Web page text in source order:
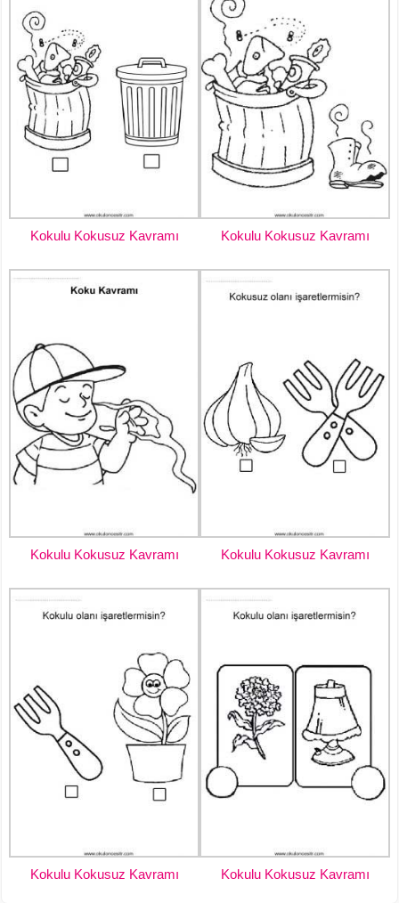
Kokulu Kokusuz Kavramı Kokulu Kokusuz Kavramı
Kokulu Kokusuz Kavramı Kokulu Kokusuz Kavramı
Kokulu Kokusuz Kavramı Kokulu Kokusuz Kavramı